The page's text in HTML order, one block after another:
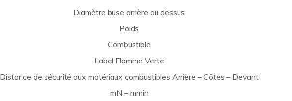
Diamètre buse arrière ou dessus
Poids
Combustible
Label Flamme Verte
Distance de sécurité aux matériaux combustibles Arrière – Côtés – Devant
mN – mmin